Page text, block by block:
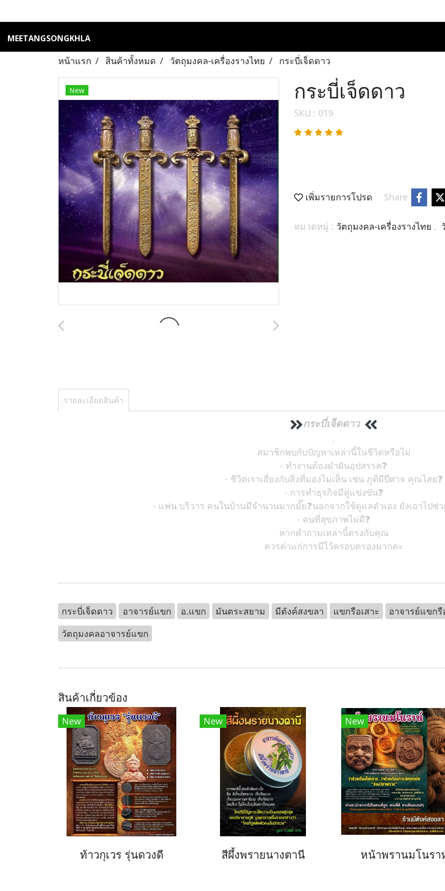
MEETANGSONGKHLA
หน้าแรก สินค้าทั้งหมด วัตถุมงคล-เครื่องรางไทย กระบี่เจ็ดดาว
New กระบี่เจ็ดดาว
SKU : 019
เพิ่มรายการโปรด Share
หมวดหมู่ : วัตถุมงคล-เครื่องรางไทย ,
รายละเอียดสินค้า
กระบี่เจ็ดดาว
.
สมาชิกพบกับปัญหาเหล่านี้ในชีวิตหรือไม่
- ทำงานต้องฝ่าฝันอุปสรรค❓
- ชีวิตเราเสี่ยงกับสิ่งที่มองไม่เห็น เช่น ภูติผีปีศาจ คุณไสย❓
- การทำธุรกิจมีคู่แข่งขัน❓
- แฟน บริวาร คนในบ้านมีจำนวนมากมั๊ย❓นอกจากใช้ดูแลตัวเอง ยังเอาไปช่
- คนที่สุขภาพไม่ดี❓
หากคำถามเหล่านี้ตรงกับคุณ
ควรค่าแก่การมีไว้ครอบครองมากคะ
กระบี่เจ็ดดาว อาจารย์แขก อ.แขก มันตระสยาม มีตังค์สงขลา แขกรือเสาะ อาจารย์แขกรื
วัตถุมงคลอาจารย์แขก
สินค้าเกี่ยวข้อง
New
ท้าวกุเวร รุ่นดวงดี
New
สีผึ้งพรายนางตานี
New
หน้าพรานมโนรา